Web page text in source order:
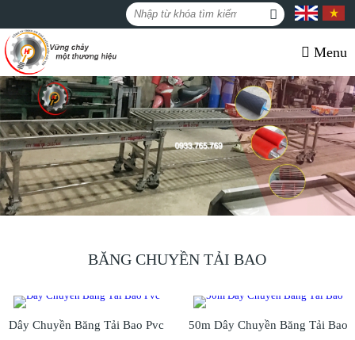
Menu
BĂNG CHUYỀN TẢI BAO
Dây Chuyền Băng Tải Bao Pvc 50m Dây Chuyền Băng Tải Bao